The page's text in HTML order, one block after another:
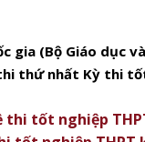
gia (Bộ Giáo dục
thứ nhất Kỳ thi tốt
tốt nghiệp